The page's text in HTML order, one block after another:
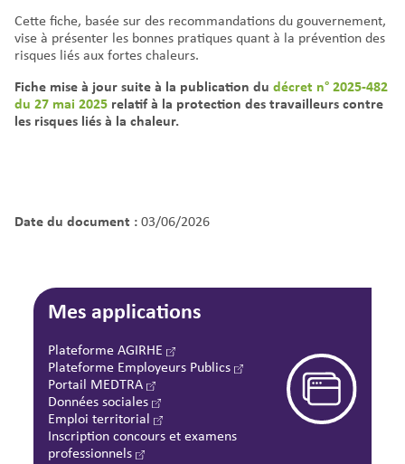
Cette fiche, basée sur des recommandations du gouvernement,
vise à présenter les bonnes pratiques quant à la prévention des
risques liés aux fortes chaleurs.
Fiche mise à jour suite à la publication du décret n° 2025-482
du 27 mai 2025 relatif à la protection des travailleurs contre
les risques liés à la chaleur.
Date du document :03/06/2026
Mes applications
Plateforme AGIRHE
Plateforme Employeurs Publics
Portail MEDTRA
Données sociales
Emploi territorial
Inscription concours et examens
professionnels